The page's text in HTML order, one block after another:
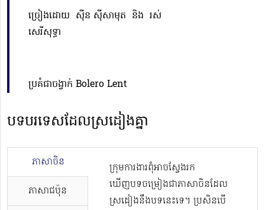
ច្រៀងដោយ​ ស៊ីន ស៊ីសាមុត និង រស់
សេរីសុទ្ធា
ប្រគំជាចង្វាក់ Bolero Lent
បទបរទេសដែលស្រដៀងគ្នា
ភាសាចិន
ភាសាជប៉ុន
ក្រុមការងារពុំអាចស្វែងរក
ឃើញបទចម្រៀងជាភាសាចិនដែល
ស្រដៀងនឹងបទនេះទេ។ ប្រសិនបើ